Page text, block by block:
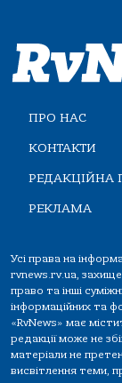
ПРО НАС
КОНТАКТИ
РЕДАКЦІЙНА
РЕКЛАМА
Усі права на
rvnews.rv.ua,
право та інші
інформаційних та
«RvNews» має
редакції може не
матеріали не
висвітлення теми,